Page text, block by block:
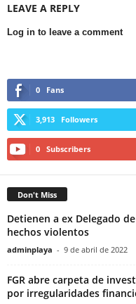
LEAVE A REPLY
Log in to leave a comment
0 Fans
3,913 Followers
0 Subscribers
Don't Miss
Detienen a ex Delegado
hechos violentos
adminplaya - 9 de abril de 2022
FGR abre carpeta de
por irregularidades